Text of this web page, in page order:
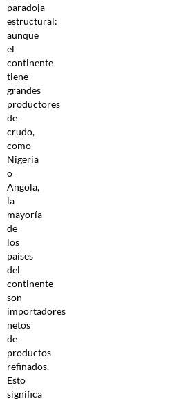
paradoja
estructural:
aunque
el
continente
tiene
grandes
productores
de
crudo,
como
Nigeria
o
Angola,
la
mayoría
de
los
países
del
continente
son
importadores
netos
de
productos
refinados.
Esto
significa